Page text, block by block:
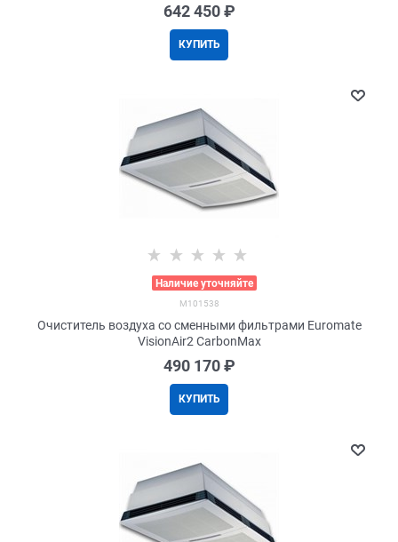
642 450 ₽
КУПИТЬ
Наличие уточняйте
M101538
Очиститель воздуха со сменными фильтрами Euromate
VisionAir2 CarbonMax
490 170 ₽
КУПИТЬ